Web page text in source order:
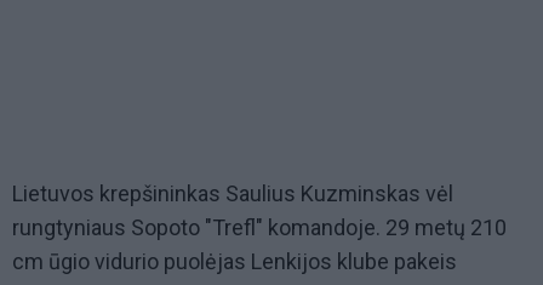
Lietuvos krepšininkas Saulius Kuzminskas vėl
rungtyniaus Sopoto "Trefl" komandoje. 29 metų 210
cm ūgio vidurio puolėjas Lenkijos klube pakeis